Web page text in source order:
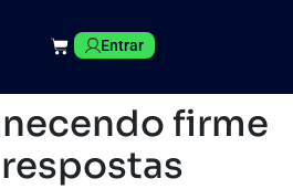
Entrar
firme